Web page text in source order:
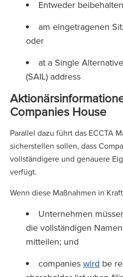
Entweder
am eingetragenen
oder
at a Single
(SAIL) address
Companies House
Parallel dazu führt das ECCTA
sicherstellen sollen, dass
vollständigere und genauere
verfügt.
Wenn diese Maßnahmen in
Unternehmen
die vollständigen
mitteilen; und
companies wird be